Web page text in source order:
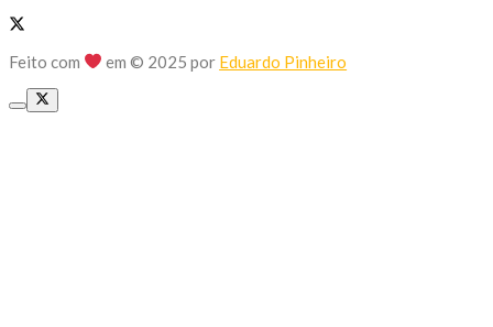
Feito com em © 2025 por Eduardo Pinheiro